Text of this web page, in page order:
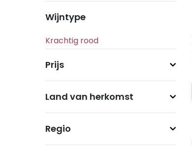
Wijntype
Prijs
Land van herkomst
Regio